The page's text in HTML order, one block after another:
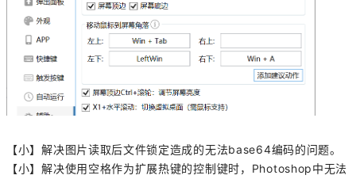
【小】解决图片读取后文件锁定造成的无法base64编码的问题。
【小】解决使用空格作为扩展热键的控制键时，Photoshop中无法